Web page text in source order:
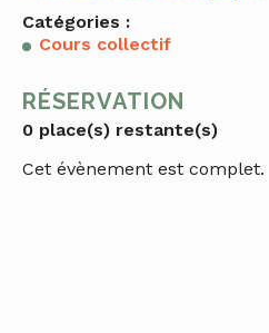
Catégories :
Cours collectif
RÉSERVATION
0 place(s) restante(s)
Cet évènement est complet.